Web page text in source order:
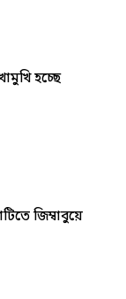
হচ্ছে
জিম্বাবুয়ে